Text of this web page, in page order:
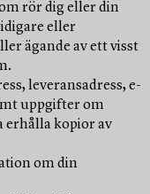
rör dig eller din
eller
ägande av ett visst
leveransadress, e-
uppgifter om
erhålla kopior av
om din